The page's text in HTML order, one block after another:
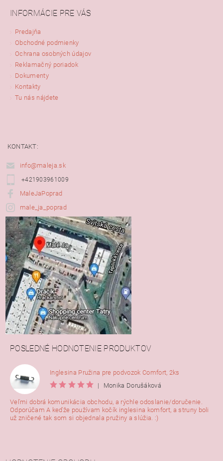
INFORMÁCIE PRE VÁS
Predajňa
Obchodné podmienky
Ochrana osobných údajov
Reklamačný poriadok
Dokumenty
Kontakty
Tu nás nájdete
KONTAKT:
info@maleja.sk
+421903961009
MaleJaPoprad
male_ja_poprad
POSLEDNÉ HODNOTENIE PRODUKTOV
Inglesina Pružina pre podvozok Comfort, 2ks
|
Monika Dorušáková
Veľmi dobrá komunikácia obchodu, a rýchle odoslanie/doručenie.
Odporúčam A keďže používam kočík inglesina komfort, a struny boli
už zničené tak som si objednala pružiny a slúžia. :)